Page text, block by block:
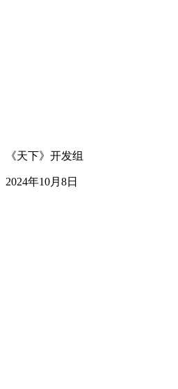
《天下》开发组
2024年10月8日